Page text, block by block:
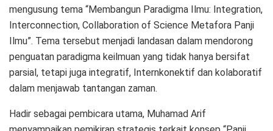
mengusung tema “Membangun Paradigma Ilmu: Integration,
Interconnection, Collaboration of Science Metafora Panji
Ilmu”. Tema tersebut menjadi landasan dalam mendorong
penguatan paradigma keilmuan yang tidak hanya bersifat
parsial, tetapi juga integratif, Internkonektif dan kolaboratif
dalam menjawab tantangan zaman.
Hadir sebagai pembicara utama, Muhamad Arif